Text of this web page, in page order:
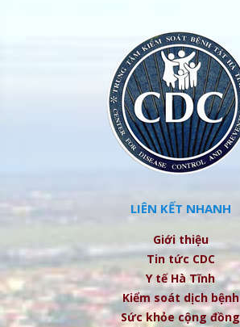
LIÊN KẾT NHANH
Giới thiệu
Tin tức CDC
Y tế Hà Tĩnh
Kiểm soát dịch bệnh
Sức khỏe cộng đồng